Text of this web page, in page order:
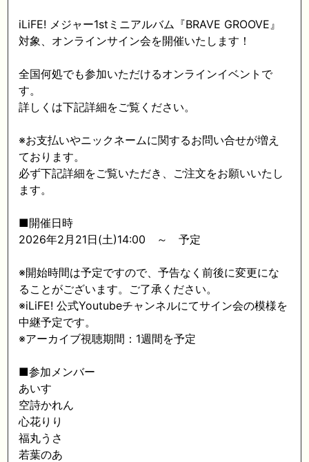
iLiFE! メジャー1stミニアルバム『BRAVE GROOVE』
対象、オンラインサイン会を開催いたします！
全国何処でも参加いただけるオンラインイベントで
す。
詳しくは下記詳細をご覧ください。
※お支払いやニックネームに関するお問い合せが増え
ております。
必ず下記詳細をご覧いただき、ご注文をお願いいたし
ます。
■開催日時
2026年2月21日(土)14:00 ～ 予定
※開始時間は予定ですので、予告なく前後に変更にな
ることがございます。ご了承ください。
※iLiFE! 公式Youtubeチャンネルにてサイン会の模様を
中継予定です。
※アーカイブ視聴期間：1週間を予定
■参加メンバー
あいす
空詩かれん
心花りり
福丸うさ
若葉のあ